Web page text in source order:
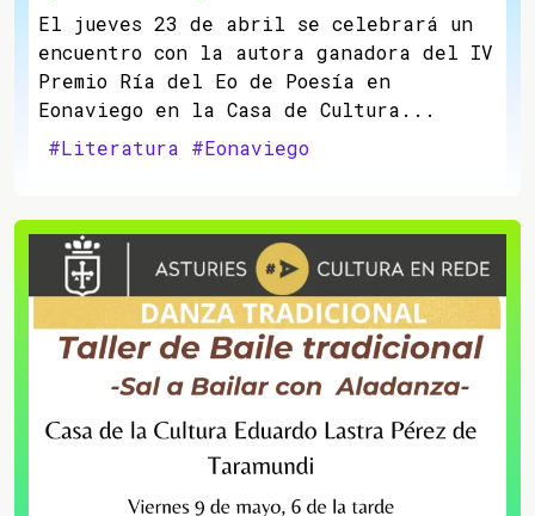
El jueves 23 de abril se celebrará un
encuentro con la autora ganadora del IV
Premio Ría del Eo de Poesía en
Eonaviego en la Casa de Cultura...
#Literatura #Eonaviego